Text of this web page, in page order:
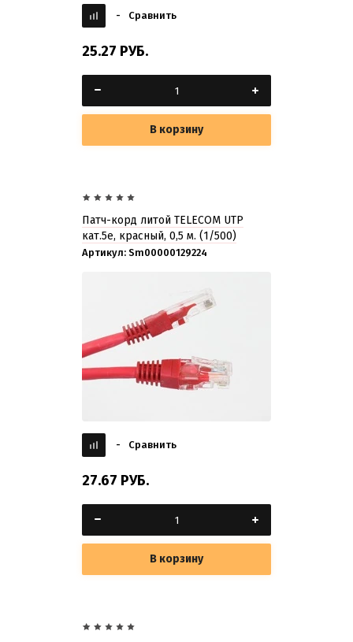
- Сравнить
25.27 РУБ.
В корзину
Патч-корд литой TELECOM UTP
кат.5е, красный, 0,5 м. (1/500)
Артикул: Sm00000129224
- Сравнить
27.67 РУБ.
В корзину